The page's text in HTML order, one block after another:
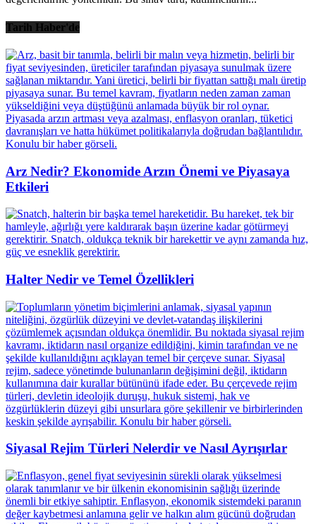
Tarih Haber'de
Arz Nedir? Ekonomide Arzın Önemi ve Piyasaya
Etkileri
Halter Nedir ve Temel Özellikleri
Siyasal Rejim Türleri Nelerdir ve Nasıl Ayrışırlar